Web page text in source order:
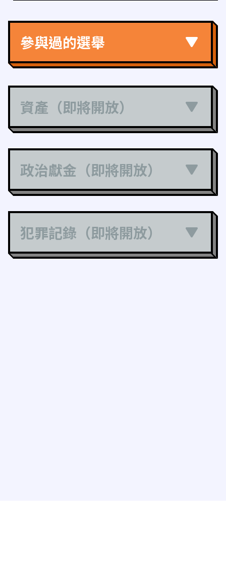
參與過的選舉
資產（即將開放）
政治獻金（即將開放）
犯罪記錄（即將開放）